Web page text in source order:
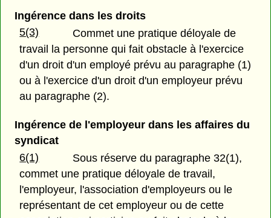
Ingérence dans les droits
5(3)
Commet une pratique déloyale de
travail la personne qui fait obstacle à l'exercice
d'un droit d'un employé prévu au paragraphe (1)
ou à l'exercice d'un droit d'un employeur prévu
au paragraphe (2).
Ingérence de l'employeur dans les affaires du
syndicat
6(1)
Sous réserve du paragraphe 32(1),
commet une pratique déloyale de travail,
l'employeur, l'association d'employeurs ou le
représentant de cet employeur ou de cette